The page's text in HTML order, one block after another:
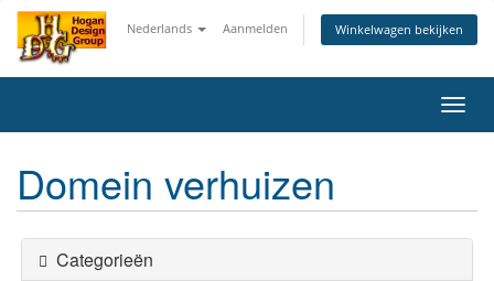
Nederlands Aanmelden Winkelwagen bekijken
in-/
Domein verhuizen
Categorieën